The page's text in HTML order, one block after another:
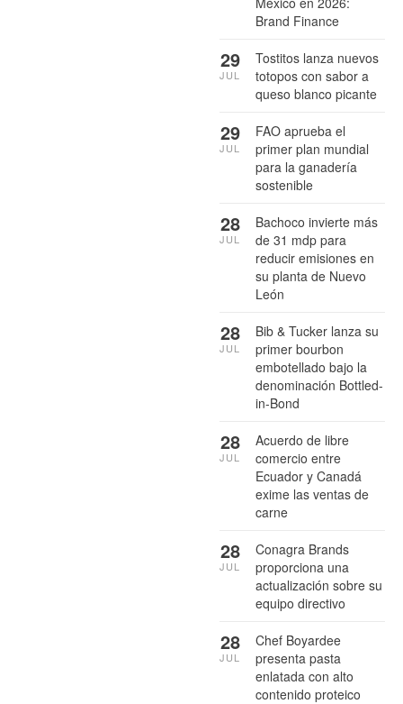
Brand Finance
Tostitos lanza nuevos
totopos con sabor a
queso blanco picante
29
JUL
FAO aprueba el
primer plan mundial
para la ganadería
sostenible
29
JUL
Bachoco invierte más
de 31 mdp para
reducir emisiones en
su planta de Nuevo
León
28
JUL
Bib & Tucker lanza su
primer bourbon
embotellado bajo la
denominación Bottled-
in-Bond
28
JUL
Acuerdo de libre
comercio entre
Ecuador y Canadá
exime las ventas de
carne
28
JUL
Conagra Brands
proporciona una
actualización sobre su
equipo directivo
28
JUL
Chef Boyardee
presenta pasta
enlatada con alto
contenido proteico
28
JUL